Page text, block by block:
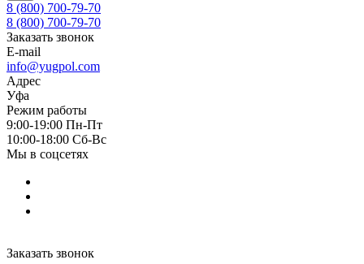
8 (800) 700-79-70
8 (800) 700-79-70
Заказать звонок
E-mail
info@yugpol.com
Адрес
Уфа
Режим работы
9:00-19:00 Пн-Пт
10:00-18:00 Cб-Вс
Мы в соцсетях
Заказать звонок